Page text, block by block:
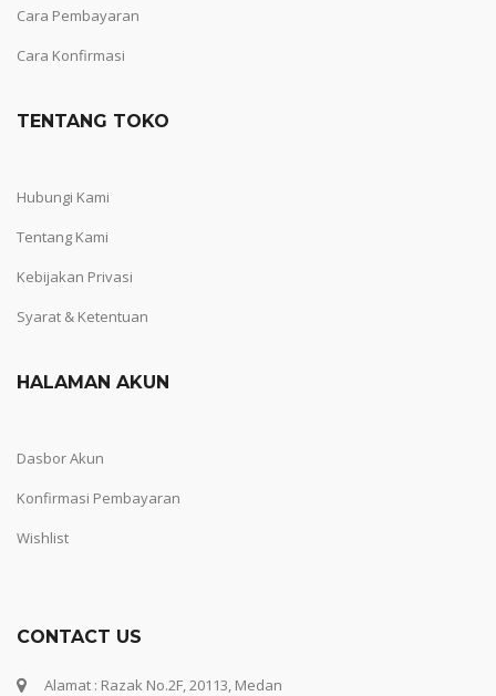
Cara Pembayaran
Cara Konfirmasi
TENTANG TOKO
Hubungi Kami
Tentang Kami
Kebijakan Privasi
Syarat & Ketentuan
HALAMAN AKUN
Dasbor Akun
Konfirmasi Pembayaran
Wishlist
CONTACT US
Alamat : Razak No.2F, 20113, Medan